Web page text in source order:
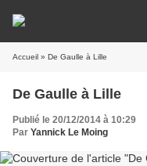
Accueil » De Gaulle à Lille
De Gaulle à Lille
Publié le 20/12/2014 à 10:29
Par Yannick Le Moing